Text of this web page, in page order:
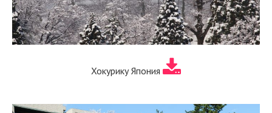
Хокурику Япония